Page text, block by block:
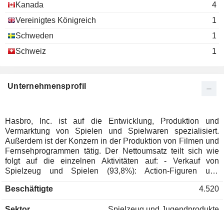
Kanada
4
Vereinigtes Königreich
1
Schweden
1
Schweiz
1
Unternehmensprofil
Hasbro, Inc. ist auf die Entwicklung, Produktion und
Vermarktung von Spielen und Spielwaren spezialisiert.
Außerdem ist der Konzern in der Produktion von Filmen und
Fernsehprogrammen tätig. Der Nettoumsatz teilt sich wie
folgt auf die einzelnen Aktivitäten auf: - Verkauf von
Spielzeug und Spielen (93,8%): Action-Figuren und
elektronisches Spielzeug und Spiele, kreatives und
Beschäftigte 4.520